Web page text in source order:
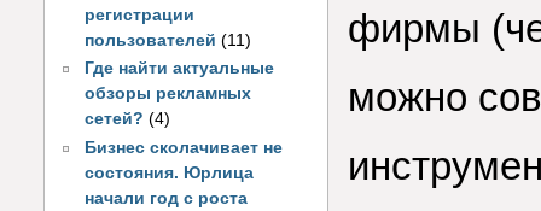
регистрации
пользователей(11)
Где найти актуальные
обзоры рекламных
сетей? (4)
Бизнес сколачивает не
состояния. Юрлица
начали год с роста
фирмы
можно